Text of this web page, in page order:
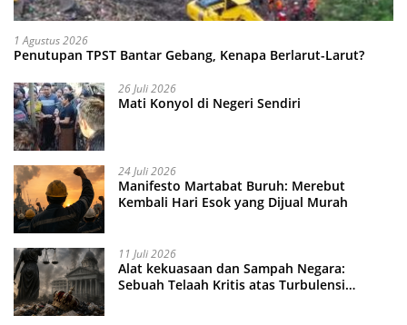
1 Agustus 2026
Penutupan TPST Bantar Gebang, Kenapa Berlarut-Larut?
26 Juli 2026
Mati Konyol di Negeri Sendiri
24 Juli 2026
Manifesto Martabat Buruh: Merebut
Kembali Hari Esok yang Dijual Murah
11 Juli 2026
Alat kekuasaan dan Sampah Negara:
Sebuah Telaah Kritis atas Turbulensi